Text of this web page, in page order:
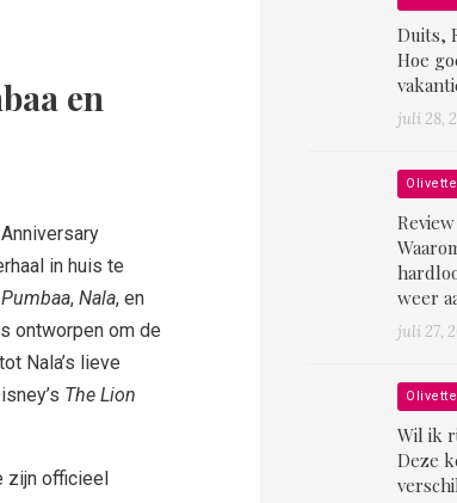
en
in huis te
Pumbaa, Nala, en
ontworpen om de
Nala’s lieve
The Lion
officieel
Duits,
Hoe
juli 28,
Olivette
weer
juli 27,
Olivette
Wil ik
Deze